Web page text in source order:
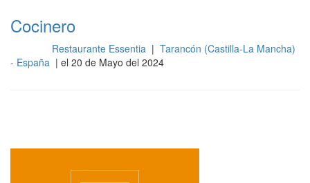
Cocinero
Restaurante Essentia | Tarancón (Castilla-La Mancha)
- España | el 20 de Mayo del 2024